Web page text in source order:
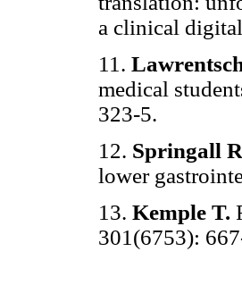
a clinical
11.
medical
323-5.
12. Springall
lower
13. Kemple T.
301(6753):